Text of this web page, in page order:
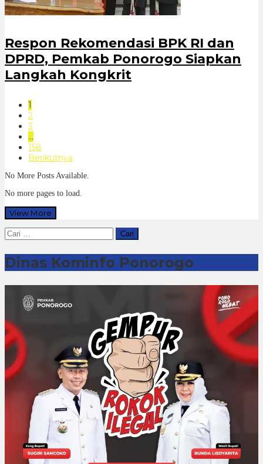
Respon Rekomendasi BPK RI dan
DPRD, Pemkab Ponorogo Siapkan
Langkah Kongkrit
1
2
3
…
158
Berikutnya
No More Posts Available.
No more pages to load.
View More
Cari
untuk:
Dinas Kominfo Ponorogo